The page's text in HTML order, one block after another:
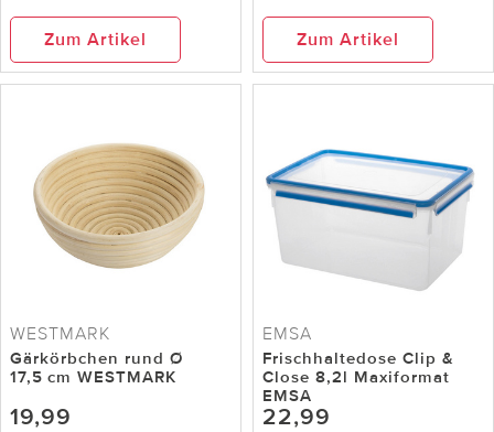
Zum Artikel Zum Artikel
WESTMARK
Gärkörbchen rund Ø
17,5 cm WESTMARK
19,99
EMSA
Frischhaltedose Clip &
Close 8,2l Maxiformat
EMSA
22,99